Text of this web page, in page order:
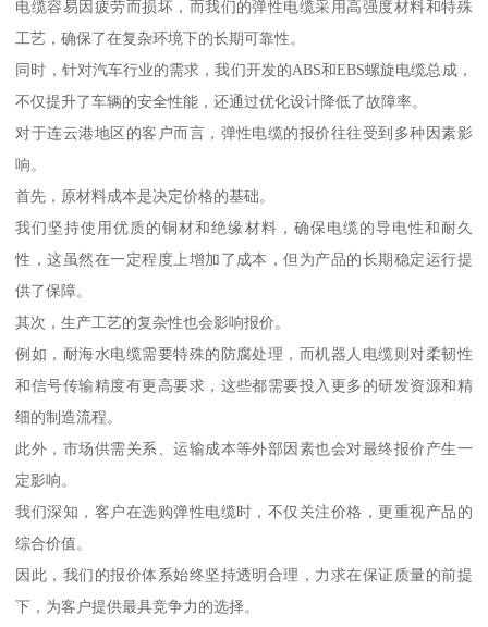
电缆容易因疲劳而损坏，而我们的弹性电缆采用高强度材料和特殊
工艺，确保了在复杂环境下的长期可靠性。
同时，针对汽车行业的需求，我们开发的ABS和EBS螺旋电缆总成，
不仅提升了车辆的安全性能，还通过优化设计降低了故障率。
对于连云港地区的客户而言，弹性电缆的报价往往受到多种因素影
响。
首先，原材料成本是决定价格的基础。
我们坚持使用优质的铜材和绝缘材料，确保电缆的导电性和耐久
性，这虽然在一定程度上增加了成本，但为产品的长期稳定运行提
供了保障。
其次，生产工艺的复杂性也会影响报价。
例如，耐海水电缆需要特殊的防腐处理，而机器人电缆则对柔韧性
和信号传输精度有更高要求，这些都需要投入更多的研发资源和精
细的制造流程。
此外，市场供需关系、运输成本等外部因素也会对最终报价产生一
定影响。
我们深知，客户在选购弹性电缆时，不仅关注价格，更重视产品的
综合价值。
因此，我们的报价体系始终坚持透明合理，力求在保证质量的前提
下，为客户提供最具竞争力的选择。